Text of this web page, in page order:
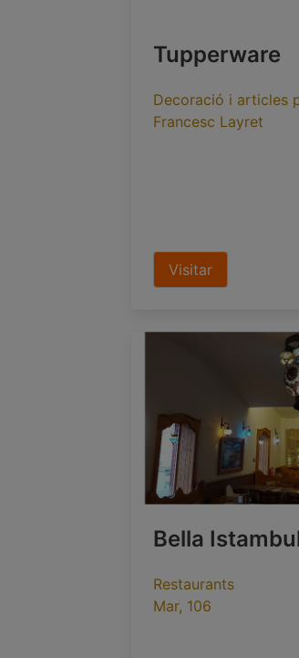
Tupperware
Decoració i articles
Francesc Layret
Visitar
Bella
Restaurants
Mar, 106